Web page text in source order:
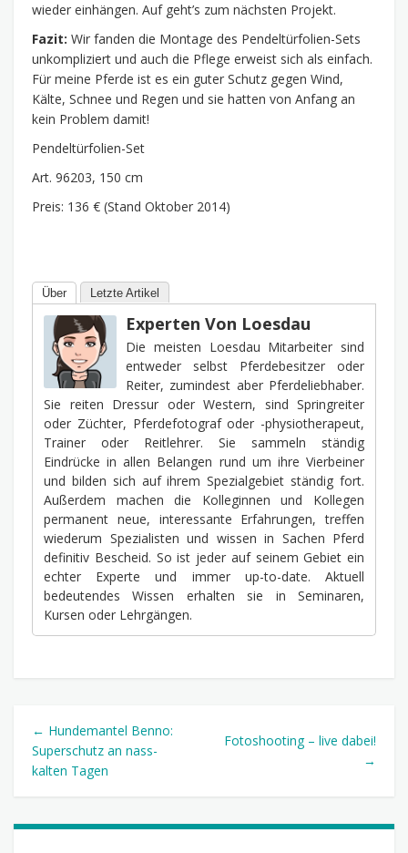
wieder einhängen. Auf geht’s zum nächsten Projekt.
Fazit: Wir fanden die Montage des Pendeltürfolien-Sets
unkompliziert und auch die Pflege erweist sich als einfach.
Für meine Pferde ist es ein guter Schutz gegen Wind,
Kälte, Schnee und Regen und sie hatten von Anfang an
kein Problem damit!
Pendeltürfolien-Set
Art. 96203, 150 cm
Preis: 136 € (Stand Oktober 2014)
Über Letzte Artikel
Experten Von Loesdau
Die meisten Loesdau Mitarbeiter sind
entweder selbst Pferdebesitzer oder
Reiter, zumindest aber Pferdeliebhaber.
Sie reiten Dressur oder Western, sind Springreiter
oder Züchter, Pferdefotograf oder -physiotherapeut,
Trainer oder Reitlehrer. Sie sammeln ständig
Eindrücke in allen Belangen rund um ihre Vierbeiner
und bilden sich auf ihrem Spezialgebiet ständig fort.
Außerdem machen die Kolleginnen und Kollegen
permanent neue, interessante Erfahrungen, treffen
wiederum Spezialisten und wissen in Sachen Pferd
definitiv Bescheid. So ist jeder auf seinem Gebiet ein
echter Experte und immer up-to-date. Aktuell
bedeutendes Wissen erhalten sie in Seminaren,
Kursen oder Lehrgängen.
← Hundemantel Benno:
Superschutz an nass-
kalten Tagen
Fotoshooting – live dabei!
→